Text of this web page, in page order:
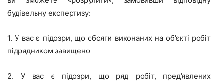
будівельну експертизу:
1. У вас є підозри, що обсяги виконаних на об’єкті робіт
підрядником завищено;
2. У вас є підозри, що ряд робіт, пред’явлених